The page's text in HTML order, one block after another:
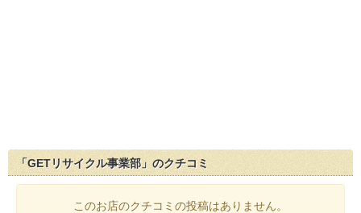
「GETリサイクル事業部」のクチコミ
このお店のクチコミの投稿はありません。